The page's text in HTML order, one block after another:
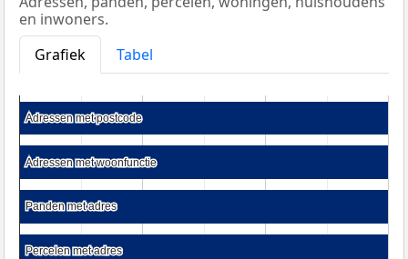
en inwoners.
Grafiek
Tabel
Adressen met postcode
Adressen met postcode
Adressen met woonfunctie
Adressen met woonfunctie
Panden met adres
Panden met adres
Percelen met adres
Percelen met adres